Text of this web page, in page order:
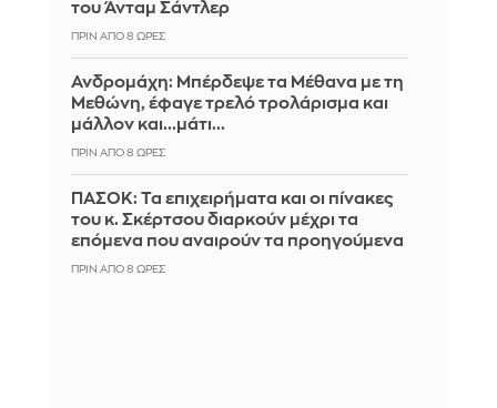
του Άνταμ Σάντλερ
ΠΡΙΝ ΑΠΌ 8 ΏΡΕΣ
Ανδρομάχη: Μπέρδεψε τα Μέθανα με τη
Μεθώνη, έφαγε τρελό τρολάρισμα και
μάλλον και...μάτι...
ΠΡΙΝ ΑΠΌ 8 ΏΡΕΣ
ΠΑΣΟΚ: Τα επιχειρήματα και οι πίνακες
του κ. Σκέρτσου διαρκούν μέχρι τα
επόμενα που αναιρούν τα προηγούμενα
ΠΡΙΝ ΑΠΌ 8 ΏΡΕΣ